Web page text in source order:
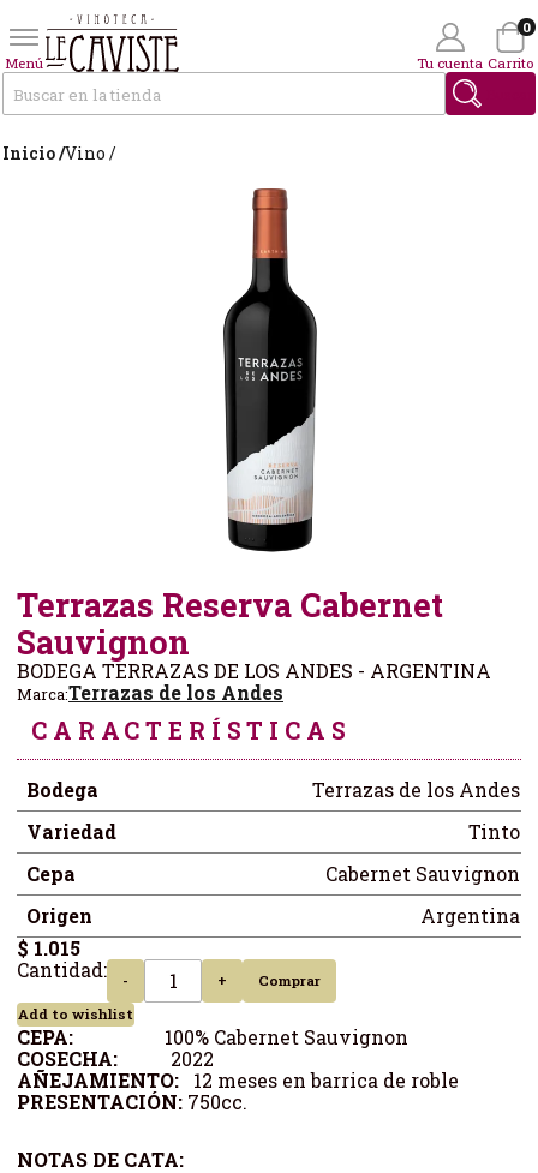
Menú Tu cuenta Carrito
0
Inicio /Vino /
Terrazas Reserva Cabernet
Sauvignon
BODEGA TERRAZAS DE LOS ANDES - ARGENTINA
Marca:Terrazas de los Andes
CARACTERÍSTICAS
Bodega
Terrazas de los Andes
Variedad
Tinto
Cepa
Cabernet Sauvignon
Origen
Argentina
$ 1.015
Cantidad:
- +
Comprar
Add to wishlist
CEPA: 100% Cabernet Sauvignon
COSECHA: 2022
AÑEJAMIENTO: 12 meses en barrica de roble
PRESENTACIÓN: 750cc.
NOTAS DE CATA: